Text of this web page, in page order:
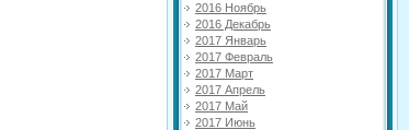
2016 Ноябрь
2016 Декабрь
2017 Январь
2017 Февраль
2017 Март
2017 Апрель
2017 Май
2017 Июнь